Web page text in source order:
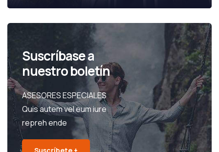
Suscríbase a
nuestro boletín
ASESORES ESPECIALES
Quis autem vel eum iure
repreh ende